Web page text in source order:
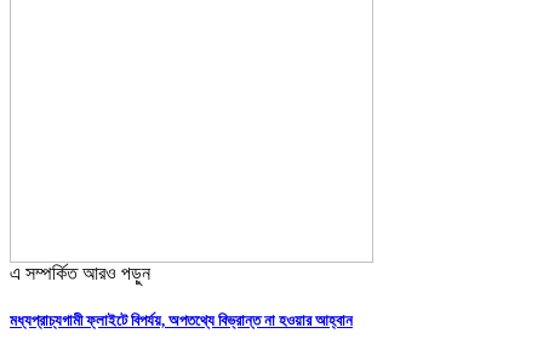
এ সম্পর্কিত আরও পড়ুন
মধ্যপ্রাচ্যগামী ফ্লাইটে বিপর্যয়, অপতথ্যে বিভ্রান্ত না হওয়ার আহ্বান